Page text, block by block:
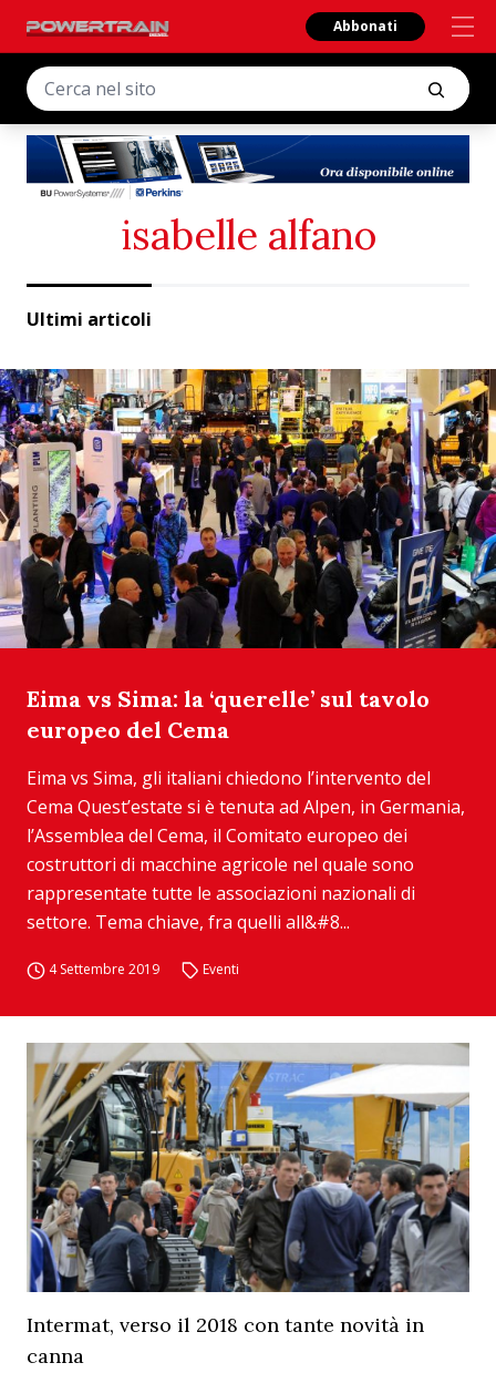
Abbonati
isabelle alfano
Ultimi articoli
Eima vs Sima: la ‘querelle’ sul tavolo
europeo del Cema
Eima vs Sima, gli italiani chiedono l’intervento del
Cema Quest’estate si è tenuta ad Alpen, in Germania,
l’Assemblea del Cema, il Comitato europeo dei
costruttori di macchine agricole nel quale sono
rappresentate tutte le associazioni nazionali di
settore. Tema chiave, fra quelli all&#8...
4 Settembre 2019 Eventi
Intermat, verso il 2018 con tante novità in
canna